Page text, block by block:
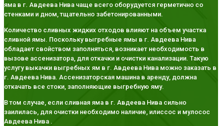
яма в г. Авдеева Нива чаще всего оборудуется герметично со
стенками и дном, тщательно забетонированными.
Количество сливных жидких отходов влияют на объем участка
сливной ямы. Поскольку выгребные ямы в г. Авдеева Нива
обладает свойством заполняться, возникает необходимость в
вызове ассенизатора, для откачки и очистки канализации. Такую
услугу выкачки выгребных ям в г. Авдеева Нива можно заказать в
г. Авдеева Нива. Ассенизаторская машина в аренду, должна
откачать все стоки, заполняющие выгребную яму.
В том случае, если сливная яма в г. Авдеева Нива сильно
заилилась, для очистки необходимо наличие, илиссос и мулосос
Авдеева Нива .